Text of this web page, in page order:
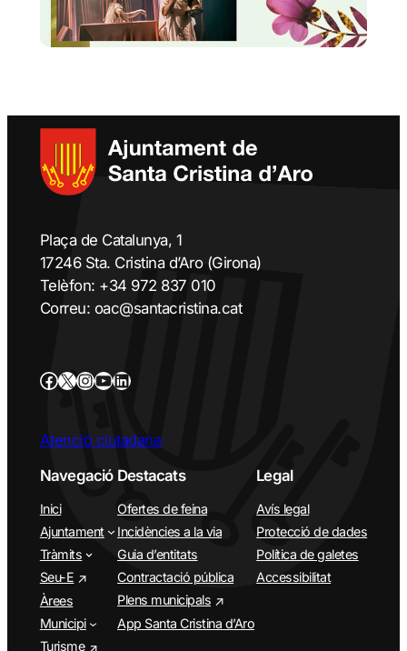
Plaça de Catalunya, 1
17246 Sta. Cristina d’Aro (Girona)
Telèfon: +34 972 837 010
Correu: oac@santacristina.cat
Atenció ciutadana
Navegació
Inici
Ajuntament
Tràmits
Seu-E
Àrees
Municipi
Turisme
Destacats
Ofertes de feina
Incidències a la via
Guia d’entitats
Contractació pública
Plens municipals
App Santa Cristina d’Aro
Legal
Avís legal
Protecció de dades
Política de galetes
Accessibilitat